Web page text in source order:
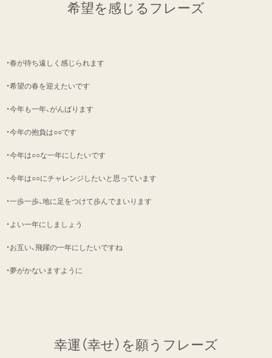
希望を感じるフレーズ
・春が待ち遠しく感じられます
・希望の春を迎えたいです
・今年も一年、がんばります
・今年の抱負は○○です
・今年は○○な一年にしたいです
・今年は○○にチャレンジしたいと思っています
・一歩一歩、地に足をつけて歩んでまいります
・よい一年にしましょう
・お互い、飛躍の一年にしたいですね
・夢がかないますように
幸運（幸せ）を願うフレーズ